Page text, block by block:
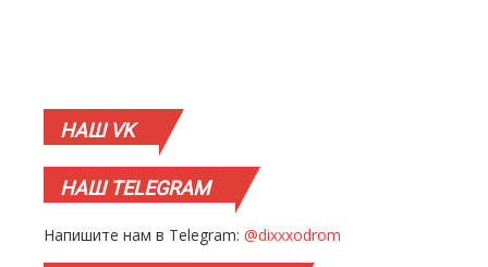
НАШVK
НАШTELEGRAM
Напишите нам в Telegram: @dixxxodrom